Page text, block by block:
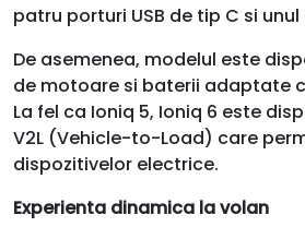
patru porturi USB de tip C si unul
De asemenea, modelul este
de motoare si baterii adaptate
La fel ca Ioniq 5, Ioniq 6 este
V2L (Vehicle-to-Load) care
dispozitivelor electrice.
Experienta dinamica la volan